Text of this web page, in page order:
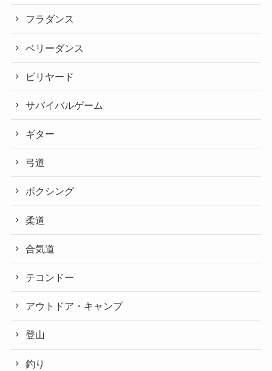
フラダンス
ベリーダンス
ビリヤード
サバイバルゲーム
ギター
弓道
ボクシング
柔道
合気道
テコンドー
アウトドア・キャンプ
登山
釣り